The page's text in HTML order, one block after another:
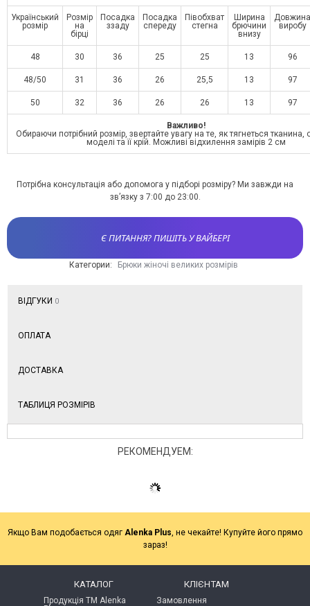
Український
розмір
Розмір
на
бірці
Посадка
ззаду
Посадка
спереду
Півобхват
стегна
Ширина
брючини
внизу
Довжина
виробу
48 30 36 25 25 13 96
48/50 31 36 26 25,5 13 97
50 32 36 26 26 13 97
Важливо!
Обираючи потрібний розмір, звертайте увагу на те, як тягнеться тканина,
моделі та її крій. Можливі відхилення замірів 2 см
Потрібна консультація або допомога у підборі розміру? Ми завжди на
зв’язку з 7:00 до 23:00.
Є ПИТАННЯ? ПИШІТЬ У ВАЙБЕРІ
Категории: Брюки жіночі великих розмірів
ВІДГУКИ 0
ОПЛАТА
ДОСТАВКА
ТАБЛИЦЯ РОЗМІРІВ
РЕКОМЕНДУЕМ:
Якщо Вам подобається одяг Alenka Plus , не чекайте! Купуйте його прямо
зараз!
КАТАЛОГ
Продукція ТМ Alenka
КЛІЄНТАМ
Замовлення